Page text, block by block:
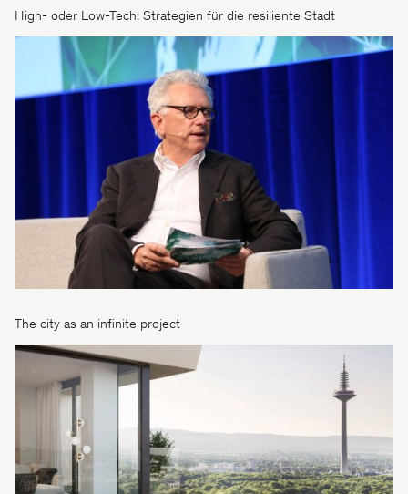
High- oder Low-Tech: Strategien für die resiliente Stadt
The city as an infinite project